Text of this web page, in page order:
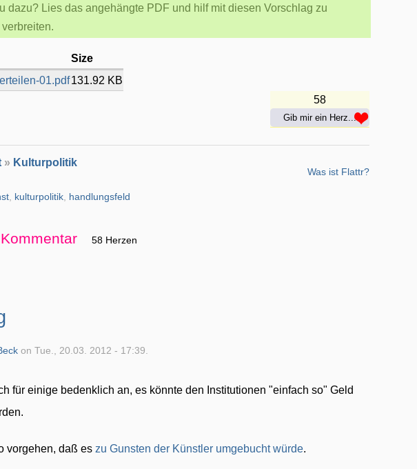
dazu? Lies das angehängte PDF und hilf mit diesen Vorschlag zu
Size
01.pdf131.92 KB
58
Gib mir ein Herz...
» Kulturpolitik
kulturpolitik handlungsfeld
Was ist Flattr?
58 Herzen
on Tue., 20.03. 2012 - 17:39.
für einige bedenklich an, es könnte den Institutionen "einfach so" Geld
vorgehen, daß es zu Gunsten der Künstler umgebucht würde.